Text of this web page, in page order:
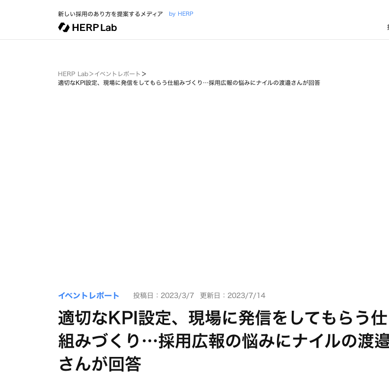
新しい採用のあり方を提案するメディア by HERP
HERP Lab＞イベントレポート ＞
適切なKPI設定、現場に発信をしてもらう仕組みづくり…採用広報の悩みにナイルの渡邉さんが回答
イベントレポート 投稿日：2023/3/7 更新日：2023/7/14
適切なKPI設定、現場に発信をしてもらう仕
組みづくり…採用広報の悩みにナイルの渡
さんが回答